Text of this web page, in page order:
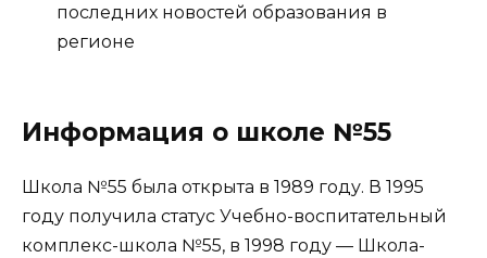
последних новостей образования в
регионе
Информация о школе №55
Школа №55 была открыта в 1989 году. В 1995
году получила статус Учебно-воспитательный
комплекс-школа №55, в 1998 году — Школа-